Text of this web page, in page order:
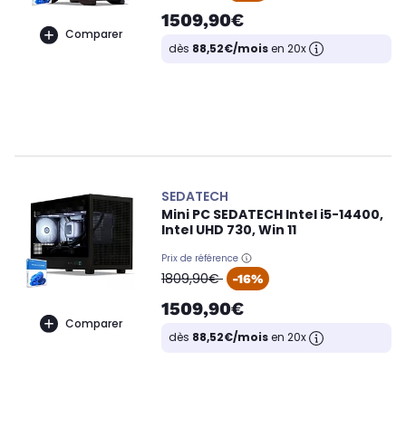
Comparer
1509,90€
dès 88,52€/moisen 20x
Comparer
SEDATECH
Mini PC SEDATECH Intel i5-14400,
Intel UHD 730, Win 11
Prix de référence
oldPrice
1809,90€ -16%
1509,90€
dès 88,52€/moisen 20x